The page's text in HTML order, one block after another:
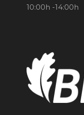
10:00h -14:00h